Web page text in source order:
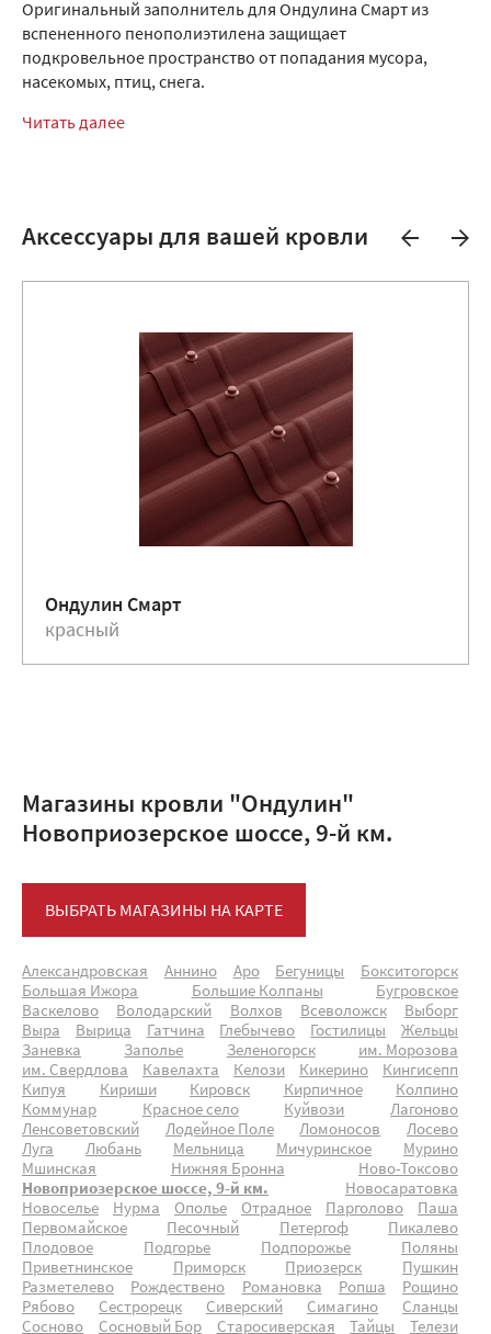
Оригинальный заполнитель для Ондулина Смарт из
вспененного пенополиэтилена защищает
подкровельное пространство от попадания мусора,
насекомых, птиц, снега.
Читать далее
Аксессуары для вашей кровли
Ондулин Смарт
красный
Магазины кровли "Ондулин"
Новоприозерское шоссе, 9-й км.
ВЫБРАТЬ МАГАЗИНЫ НА КАРТЕ
Александровская Аннино Аро Бегуницы
Бокситогорск
Большая Ижора
Большие Колпаны
Бугровское
Васкелово
Володарский Волхов Всеволожск
Выборг
Выра
Вырица Гатчина Глебычево Гостилицы
Жельцы
Заневка
Заполье Зеленогорск
им. Морозова
им. Свердлова
Кавелахта Келози Кикерино
Кингисепп
Кипуя
Кириши Кировск Кирпичное
Колпино
Коммунар
Красное село Куйвози
Лагоново
Ленсоветовский
Лодейное Поле Ломоносов
Лосево
Луга
Любань Мельница Мичуринское
Мурино
Мшинская
Нижняя Бронна
Ново-Токсово
Новоприозерское шоссе, 9-й км.
Новосаратовка
Новоселье
Нурма Ополье Отрадное Парголово
Паша
Первомайское
Песочный Петергоф
Пикалево
Плодовое
Подгорье Подпорожье
Поляны
Приветнинское
Приморск Приозерск
Пушкин
Разметелево
Рождествено Романовка Ропша
Рощино
Рябово
Сестрорецк Сиверский Симагино
Сланцы
Сосново
Сосновый Бор Старосиверская Тайцы Телези